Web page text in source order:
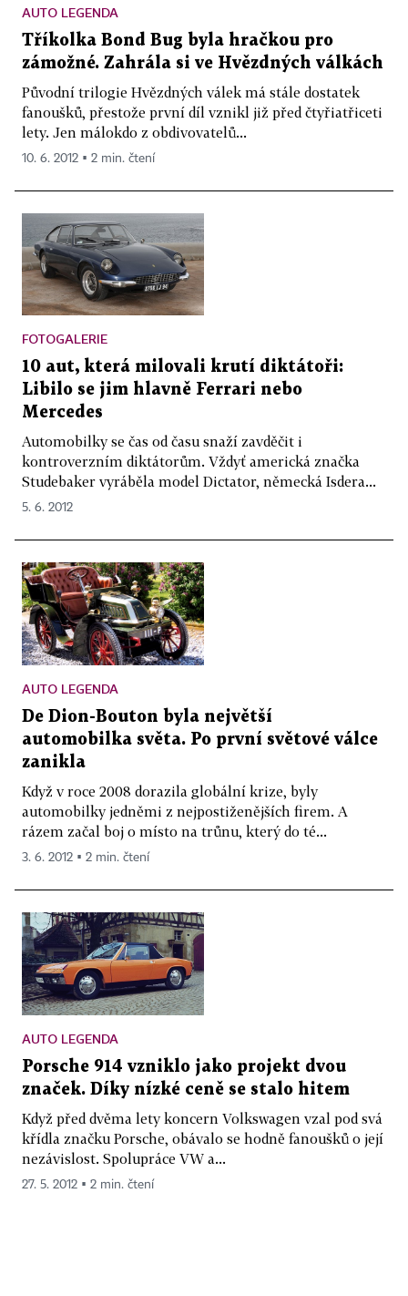
AUTO LEGENDA
Tříkolka Bond Bug byla hračkou pro
zámožné. Zahrála si ve Hvězdných válkách
Původní trilogie Hvězdných válek má stále dostatek
fanoušků, přestože první díl vznikl již před čtyřiatřiceti
lety. Jen málokdo z obdivovatelů...
10. 6. 2012 ▪ 2 min. čtení
FOTOGALERIE
10 aut, která milovali krutí diktátoři:
Libilo se jim hlavně Ferrari nebo
Mercedes
Automobilky se čas od času snaží zavděčit i
kontroverzním diktátorům. Vždyť americká značka
Studebaker vyráběla model Dictator, německá Isdera...
5. 6. 2012
AUTO LEGENDA
De Dion-Bouton byla největší
automobilka světa. Po první světové válce
zanikla
Když v roce 2008 dorazila globální krize, byly
automobilky jedněmi z nejpostiženějších firem. A
rázem začal boj o místo na trůnu, který do té...
3. 6. 2012 ▪ 2 min. čtení
AUTO LEGENDA
Porsche 914 vzniklo jako projekt dvou
značek. Díky nízké ceně se stalo hitem
Když před dvěma lety koncern Volkswagen vzal pod svá
křídla značku Porsche, obávalo se hodně fanoušků o její
nezávislost. Spolupráce VW a...
27. 5. 2012 ▪ 2 min. čtení